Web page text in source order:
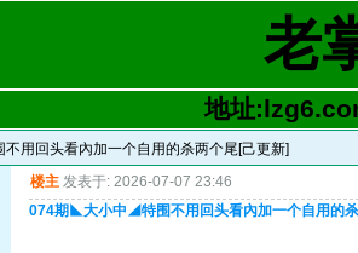
老
地址
用回头看內加一个自用的杀两个尾[己更新]
楼主 发表于: 2026-07-07 23:46
074期◣大小中◢特围不用回头看內加一个自用的